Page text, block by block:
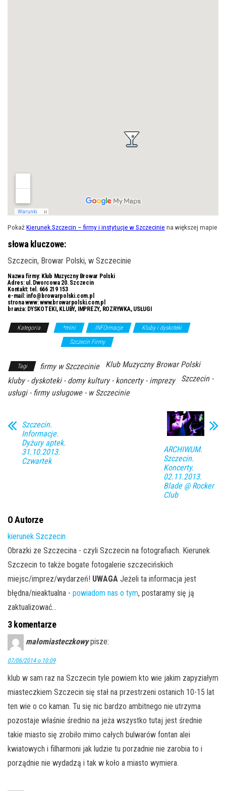
PokażKierunek.Szczecin – firmy i instytucje w Szczecinie na większej mapie
słowa kluczowe:
Szczecin, Browar Polski, w Szczecinie
Nazwa firmy: Klub Muzyczny Browar Polski
Adres:ul. Dworcowa 20. Szczecin
Kontakt: tel. 666 219 153
e-mail:info@browarpolski.com.pl
strona www:www.browarpolski.com.pl
branża:DYSKOTEKI, KLUBY, IMPREZY, ROZRYWKA, USŁUGI
Kategoria *mini INFOrmacje
Kluby i dyskoteki
Szczecin Firmy
Tagi firmy w Szczecinie
Klub Muzyczny Browar Polski
kluby - dyskoteki - domy kultury - koncerty - imprezy
Szczecin -
usługi - firmy usługowe - w Szczecinie
Szczecin.
Informacje.
Dyżury aptek.
31.10.2013.
Czwartek
ARCHIWUM.
Szczecin.
Koncerty.
02.11.2013.
Blade @ Rocker
Club
O Autorze
kierunek Szczecin
Obrazki ze Szczecina - czyli Szczecin na fotografiach. Kierunek
Szczecin to także bogate fotogalerie szczecińskich
miejsc/imprez/wydarzeń! UWAGA Jeżeli ta informacja jest
błędna/nieaktualna - powiadom nas o tym, postaramy się ją
zaktualizować...
3 komentarze
małomiasteczkowy pisze:
07/06/2014 o 10:09
klub w sam raz na Szczecin tyle powiem kto wie jakim zapyziałym
miasteczkiem Szczecin się stał na przestrzeni ostanich 10-15 lat
ten wie o co kaman. Tu się nic bardzo ambitnego nie utrzyma
pozostaje właśnie średnio na jeża wszystko tutaj jest średnie
takie miasto się zrobiło mimo całych bulwarów fontan alei
kwiatowych i filharmoni jak ludzie tu porzadnie nie zarobia to i
porządnie nie wydadzą i tak w koło a miasto wymiera.